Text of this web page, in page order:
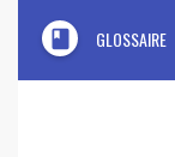
book GLOSSAIRE